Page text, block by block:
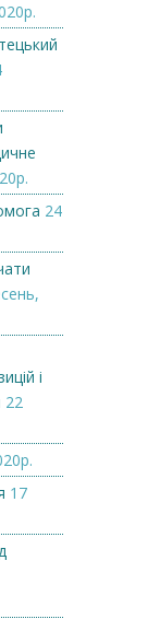
24
і
22
17